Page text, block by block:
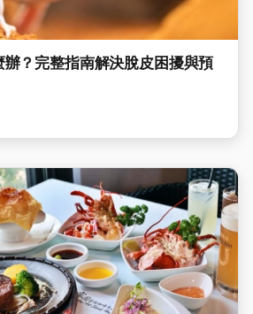
？完整指南解決脫皮困擾與預